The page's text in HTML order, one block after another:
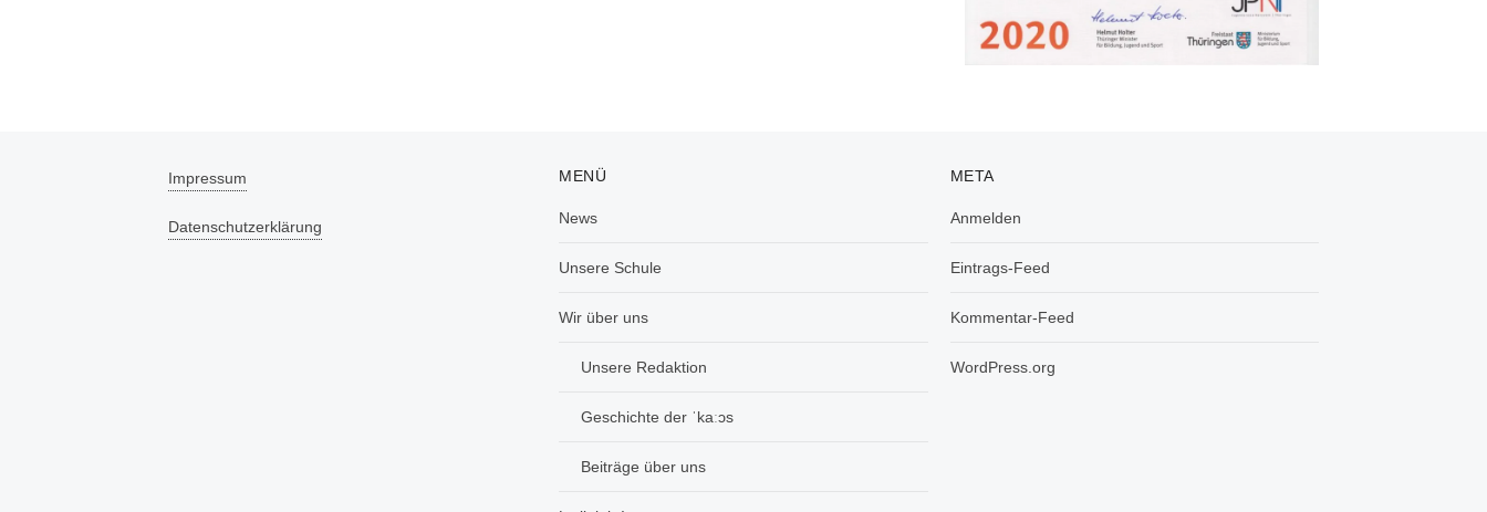
Impressum
Datenschutzerklärung
MENÜ
News
Unsere Schule
Wir über uns
Unsere Redaktion
Geschichte der ˈkaːɔs
Beiträge über uns
META
Anmelden
Eintrags-Feed
Kommentar-Feed
WordPress.org